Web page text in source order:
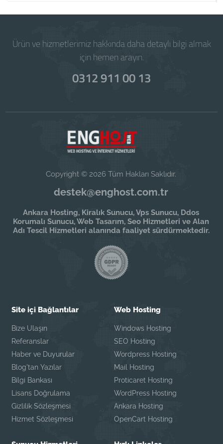
Ürün ve hizmetlerimiz hakkında daha detaylı bilgi almak
için hemen arayın.
0312 911 00 13
Copyright © 2026 Tüm Hakları Saklıdır.
destek@enghost.com.tr
Ankara Hosting, Kiralık Sunucu, Vps Sunucu, Ddos
Korumalı Sunucu, Web Tasarım, Seo Hizmetleri ve Alan
Adı Tescil Hizmetleri alanında faaliyet sürdürmektedir.
Site içi Bağlantılar
Bize Ulaşın
Referanslar
Haber ve Duyurular
Blog'tan Yazılar
Bilgi Bankası
Lisans Doğrulama
Gizlilik Sözleşmesi
Hizmet Sözleşmesi
Web Hosting
Windows Hosting
SEO Hosting
Wordpress Hosting
Mail Hosting
Proticaret Hosting
WordPress Hosting
Ankara Hosting
OpenCart Hosting